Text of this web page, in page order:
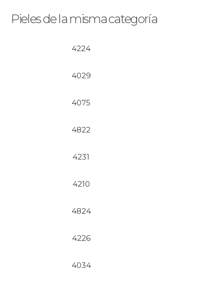
Pieles de la misma categoría
4224
4029
4075
4822
4231
4210
4824
4226
4034